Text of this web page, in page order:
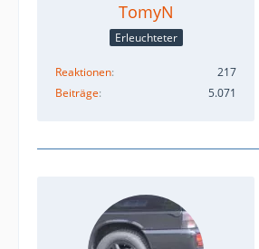
TomyN
Erleuchteter
Reaktionen
217
Beiträge
5.071